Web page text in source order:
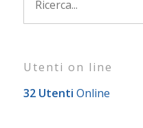
Utenti on line
32 Utenti Online